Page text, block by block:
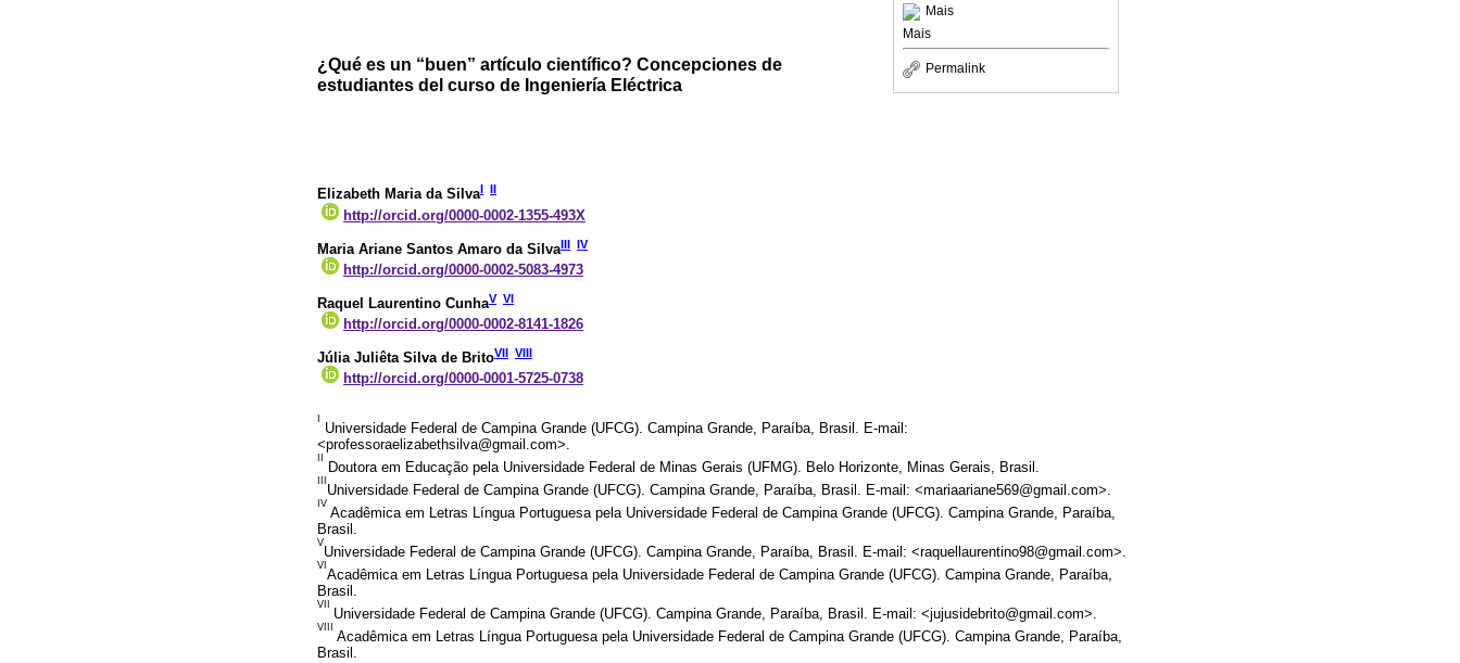
Mais
Mais
Permalink
¿Qué es un “buen” artículo científico? Concepciones de
estudiantes del curso de Ingeniería Eléctrica
Elizabeth Maria da Silva
http://orcid.org/0000-0002-1355-493X
Maria Ariane Santos Amaro da SilvaIII IV
http://orcid.org/0000-0002-5083-4973
Raquel Laurentino CunhaV VI
http://orcid.org/0000-0002-8141-1826
Júlia Juliêta Silva de BritoVII VIII
http://orcid.org/0000-0001-5725-0738
Universidade Federal de Campina Grande (UFCG). Campina Grande, Paraíba, Brasil. E-mail:
<professoraelizabethsilva@gmail.com>.
Doutora em Educação pela Universidade Federal de Minas Gerais (UFMG). Belo Horizonte, Minas Gerais, Brasil.
Universidade Federal de Campina Grande (UFCG). Campina Grande, Paraíba, Brasil. E-mail: <mariaariane569@gmail.com>.
IV
Acadêmica em Letras Língua Portuguesa pela Universidade Federal de Campina Grande (UFCG). Campina Grande, Paraíba,
Brasil.
V
Universidade Federal de Campina Grande (UFCG). Campina Grande, Paraíba, Brasil. E-mail: <raquellaurentino98@gmail.com>.
VI
Acadêmica em Letras Língua Portuguesa pela Universidade Federal de Campina Grande (UFCG). Campina Grande, Paraíba,
Brasil.
VII
Universidade Federal de Campina Grande (UFCG). Campina Grande, Paraíba, Brasil. E-mail: <jujusidebrito@gmail.com>.
VIII
Acadêmica em Letras Língua Portuguesa pela Universidade Federal de Campina Grande (UFCG). Campina Grande, Paraíba,
Brasil.